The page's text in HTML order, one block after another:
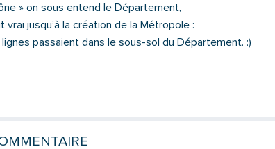
Message
» on sous entend le Département,
vrai jusqu’à la création de la Métropole :
passaient dans le sous-sol du Département. :)